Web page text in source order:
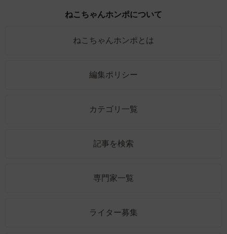
ねこちゃんホンポについて
ねこちゃんホンポとは
編集ポリシー
カテゴリ一覧
記事を検索
専門家一覧
ライター募集